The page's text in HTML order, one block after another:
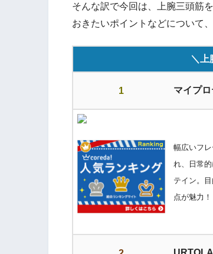
そんな訳で今回は、上腕三頭筋
おきたいポイントなどについて
＼上
1 マイプ
幅広いフ
れ、日常
テイン。
点が魅力！